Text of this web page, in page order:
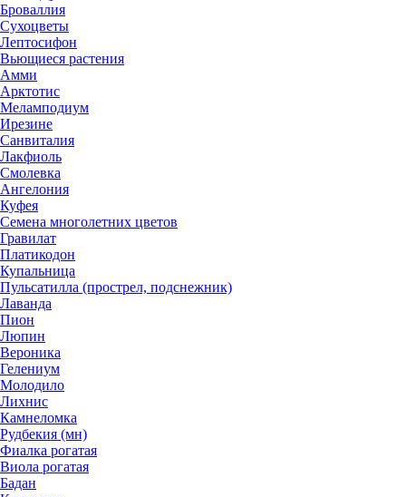
Броваллия
Сухоцветы
Лептосифон
Вьющиеся растения
Амми
Арктотис
Меламподиум
Ирезине
Санвиталия
Лакфиоль
Смолевка
Ангелония
Куфея
Семена многолетних цветов
Гравилат
Платикодон
Купальница
Пульсатилла (прострел, подснежник)
Лаванда
Пион
Люпин
Вероника
Гелениум
Молодило
Лихнис
Камнеломка
Рудбекия (мн)
Фиалка рогатая
Виола рогатая
Бадан